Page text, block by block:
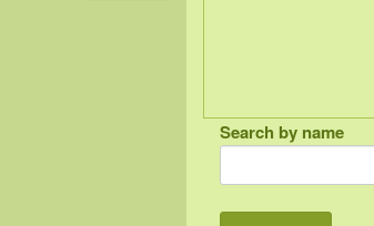
Search by name